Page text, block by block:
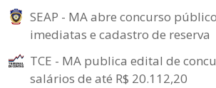
SEAP - MA abre concurso
imediatas e cadastro de reserva
TCE - MA publica edital de
salários de até R$ 20.112,20